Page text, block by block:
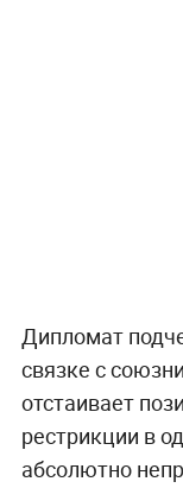
Дипломат
связке с
отстаивает
рестрикции в
абсолютно